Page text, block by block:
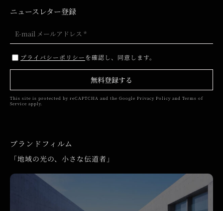
ニュースレター登録
プライバシーポリシーを確認し、同意します。
無料登録する
This site is protected by reCAPTCHA and the Google Privacy Policy and Terms of
Service apply.
ブランドフィルム
「地域の光の、小さな伝道者」